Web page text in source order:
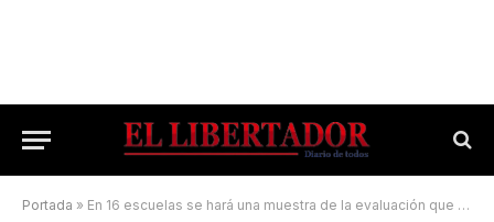
Portada » En 16 escuelas se hará una muestra de la evaluación que mide el aprendizaje